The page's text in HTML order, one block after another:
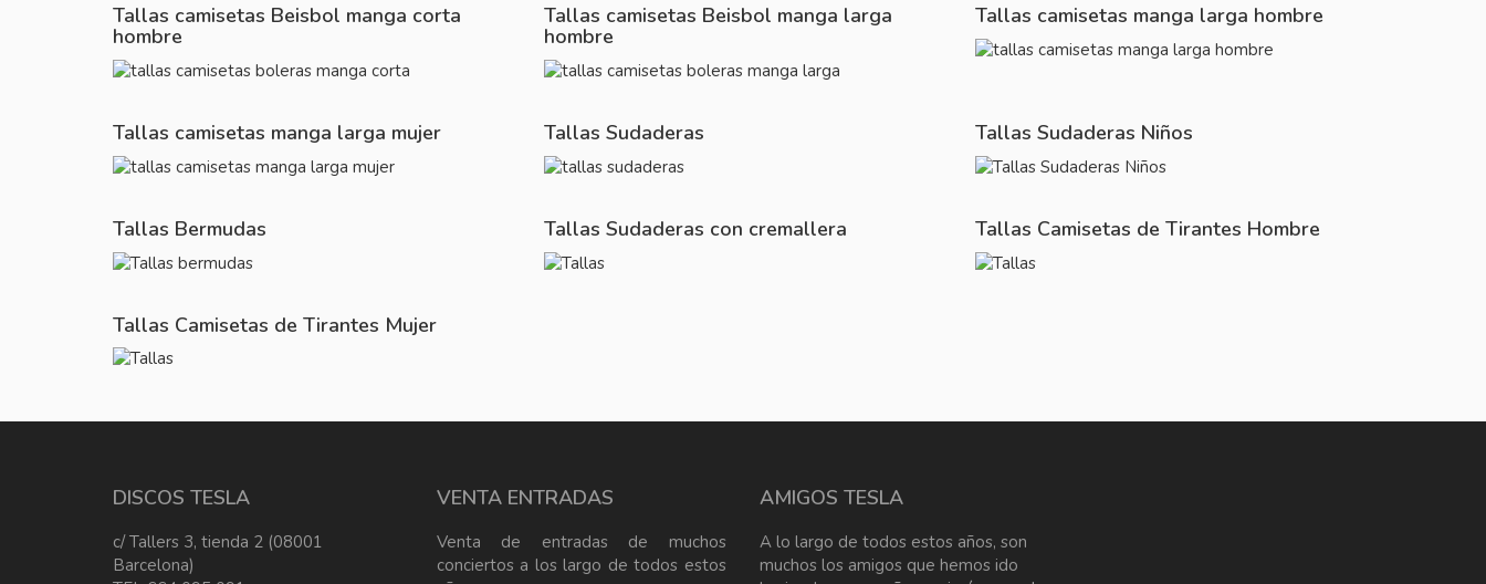
Tallas camisetas Beisbol manga corta
hombre
Tallas camisetas Beisbol manga larga
hombre
Tallas camisetas manga larga hombre
Tallas camisetas manga larga mujer Tallas Sudaderas Tallas Sudaderas Niños
Tallas Bermudas Tallas Sudaderas con cremallera Tallas Camisetas de Tirantes Hombre
Tallas Camisetas de Tirantes Mujer
DISCOS TESLA
c/ Tallers 3, tienda 2 (08001
Barcelona)
VENTA ENTRADAS
Venta de entradas de muchos
conciertos a los largo de todos estos
AMIGOS TESLA
A lo largo de todos estos años, son
muchos los amigos que hemos ido